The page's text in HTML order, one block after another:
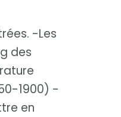
-Les
des
1900) -
en